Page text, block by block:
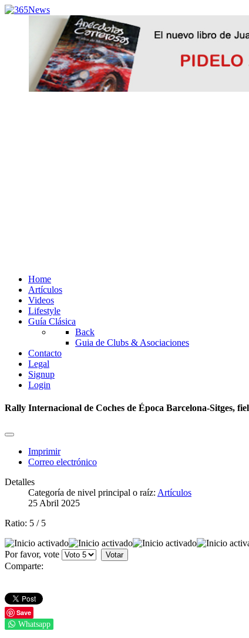
Home
Artículos
Videos
Lifestyle
Guía Clásica
Back
Guia de Clubs & Asociaciones
Contacto
Legal
Signup
Login
Rally Internacional de Coches de Época Barcelona-Sitges,
Imprimir
Correo electrónico
Detalles
Categoría de nivel principal o raíz: Artículos
25 Abril 2025
Ratio: 5 / 5
Por favor, vote
Comparte:
Save
Whatsapp